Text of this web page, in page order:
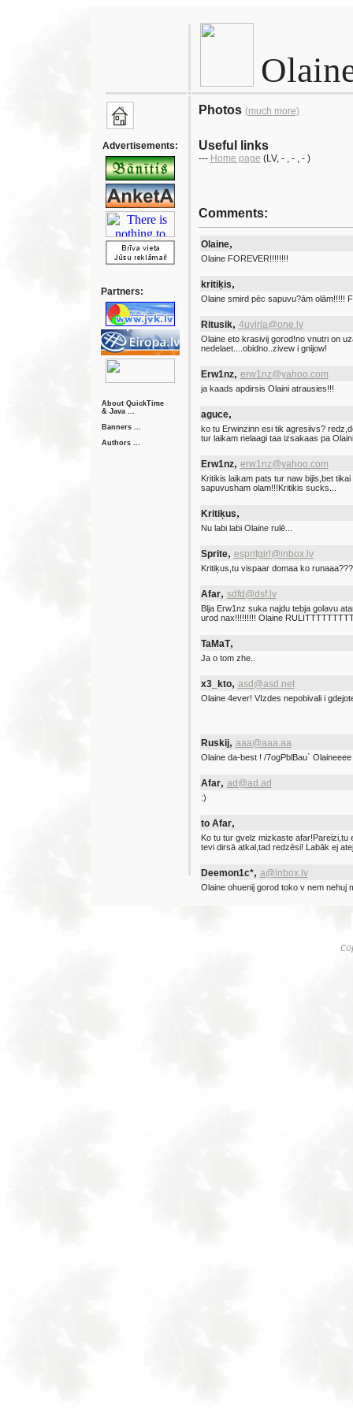
Advertisements:
Partners:
About QuickTime
& Java ...
Banners ...
Authors ...
Photos (much more)
Useful links
--- Home page (LV, - , - , - )
Comments:
Olaine,
Olaine FOREVER!!!!!!!!
kritiķis,
Olaine smird pēc sapuvu?ām olām!!!!!
Ritusik, 4uvirla@one.lv
Olaine eto krasivij gorod!no vnutri on
nedelaet....obidno..zivew i gnijow!
Erw1nz, erw1nz@yahoo.com
ja kaads apdirsis Olaini atrausies!!!
aguce,
ko tu Erwinzinn esi tik agresiivs?
tur laikam nelaagi taa izsakaas pa
Erw1nz, erw1nz@yahoo.com
Kritikis laikam pats tur naw bijis,bet
sapuvusham olam!!!Kritikis sucks...
Kritiķus,
Nu labi labi Olaine rulē...
Sprite, espritgirl@inbox.lv
Kritiķus,tu vispaar domaa ko runaaa???
Afar, sdfd@dsf.lv
Blja Erw1nz suka najdu tebja golavu
urod nax!!!!!!!!! Olaine
TaMaT,
Ja o tom zhe..
x3_kto, asd@asd.net
Olaine 4ever! VIzdes nepobivali i
Ruskij, aaa@aaa.aa
Olaine da-best ! /7ogPblBau` Olaineeee
Afar, ad@ad.ad
:)
to Afar,
Ko tu tur gvelz mizkaste afar!Pareizi,tu
tevi dirsā atkal,tad redzēsi! Labāk ej
Deemon1c*, a@inbox.lv
Olaine ohuenij gorod toko v nem nehuj